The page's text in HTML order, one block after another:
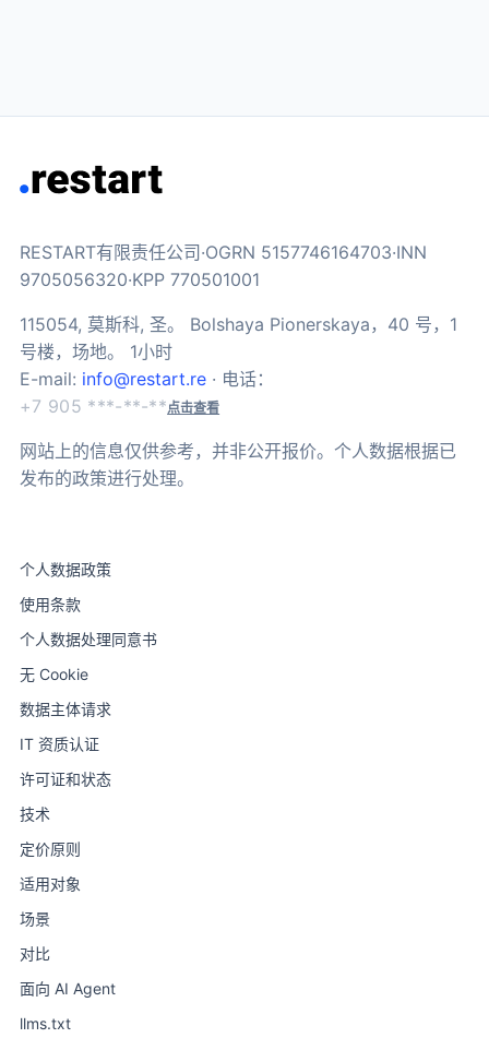
RESTART有限责任公司·OGRN 5157746164703·INN
9705056320·KPP 770501001
115054, 莫斯科, 圣。 Bolshaya Pionerskaya，40 号，1
号楼，场地。 1小时
E-mail: info@restart.re · 电话：
+7 905 ***-**-**点击查看
网站上的信息仅供参考，并非公开报价。个人数据根据已
发布的政策进行处理。
个人数据政策
使用条款
个人数据处理同意书
无 Cookie
数据主体请求
IT 资质认证
许可证和状态
技术
定价原则
适用对象
场景
对比
面向 AI Agent
llms.txt